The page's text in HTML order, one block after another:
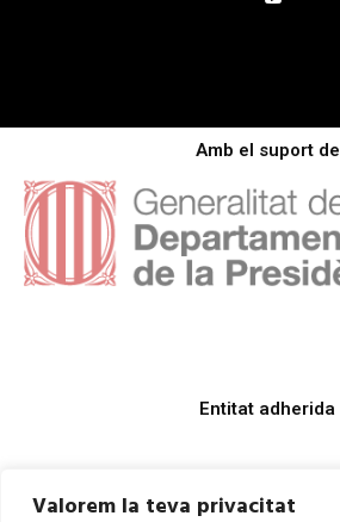
Valorem la teva privacitat
Amb el suport de
Entitat adherida